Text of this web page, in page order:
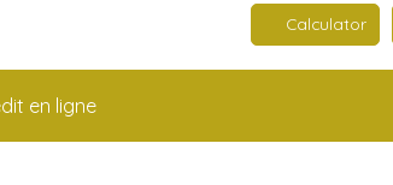
Calculator
en ligne